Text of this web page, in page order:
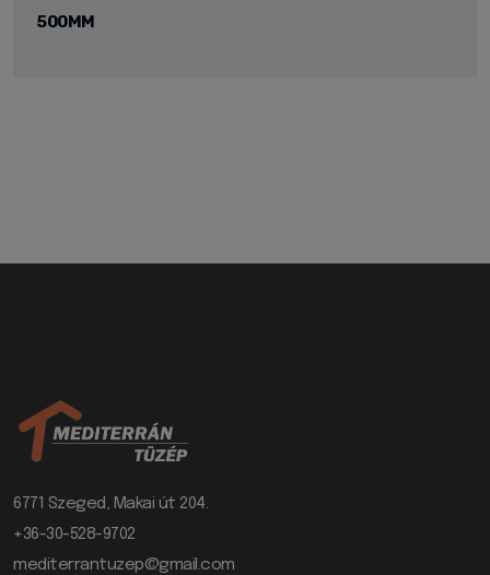
500MM
6771 Szeged, Makai út 204.
+36-30-528-9702
mediterrantuzep@gmail.com